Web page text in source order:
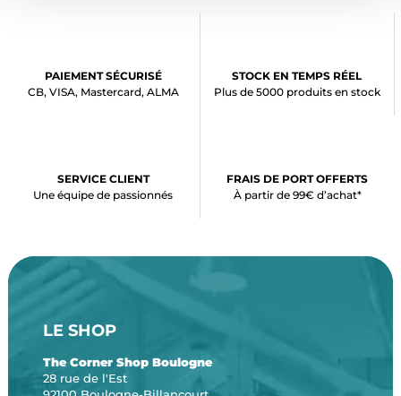
PAIEMENT SÉCURISÉ
CB, VISA, Mastercard, ALMA
STOCK EN TEMPS RÉEL
Plus de 5000 produits en stock
SERVICE CLIENT
Une équipe de passionnés
FRAIS DE PORT OFFERTS
À partir de 99€ d’achat*
LE SHOP
The Corner Shop Boulogne
28 rue de l'Est